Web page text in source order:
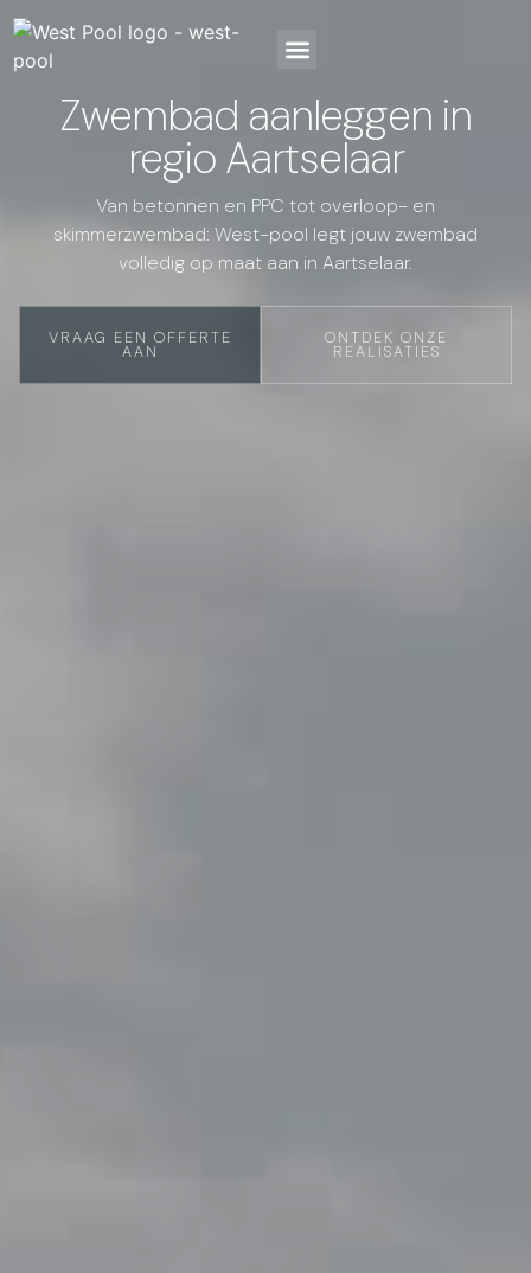
Zwembad aanleggen in
regio Aartselaar
Van betonnen en PPC tot overloop- en
skimmerzwembad: West-pool legt jouw zwembad
volledig op maat aan in Aartselaar.
VRAAG EEN OFFERTE
AAN
ONTDEK ONZE
REALISATIES